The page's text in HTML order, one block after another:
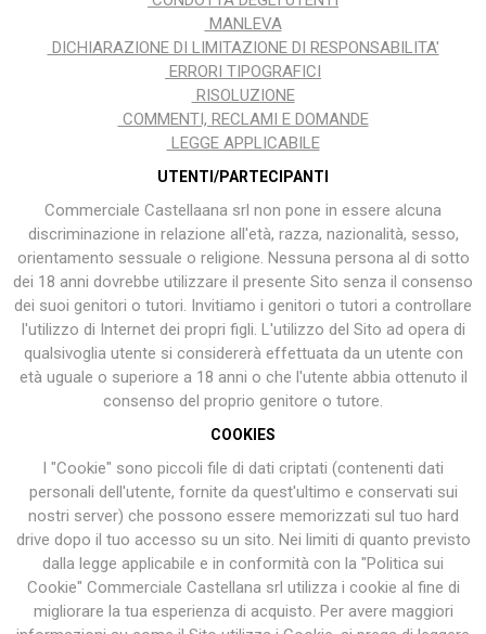
MANLEVA
DICHIARAZIONE DI LIMITAZIONE DI RESPONSABILITA'
ERRORI TIPOGRAFICI
RISOLUZIONE
COMMENTI, RECLAMI E DOMANDE
LEGGE APPLICABILE
UTENTI/PARTECIPANTI
Commerciale Castellaana srl non pone in essere alcuna
discriminazione in relazione all'età, razza, nazionalità, sesso,
orientamento sessuale o religione. Nessuna persona al di sotto
dei 18 anni dovrebbe utilizzare il presente Sito senza il consenso
dei suoi genitori o tutori. Invitiamo i genitori o tutori a controllare
l'utilizzo di Internet dei propri figli. L'utilizzo del Sito ad opera di
qualsivoglia utente si considererà effettuata da un utente con
età uguale o superiore a 18 anni o che l'utente abbia ottenuto il
consenso del proprio genitore o tutore.
COOKIES
I "Cookie" sono piccoli file di dati criptati (contenenti dati
personali dell'utente, fornite da quest'ultimo e conservati sui
nostri server) che possono essere memorizzati sul tuo hard
drive dopo il tuo accesso su un sito. Nei limiti di quanto previsto
dalla legge applicabile e in conformità con la "Politica sui
Cookie" Commerciale Castellana srl utilizza i cookie al fine di
migliorare la tua esperienza di acquisto. Per avere maggiori